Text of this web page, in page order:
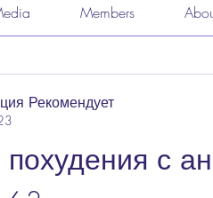
Members
Рекомендует
с